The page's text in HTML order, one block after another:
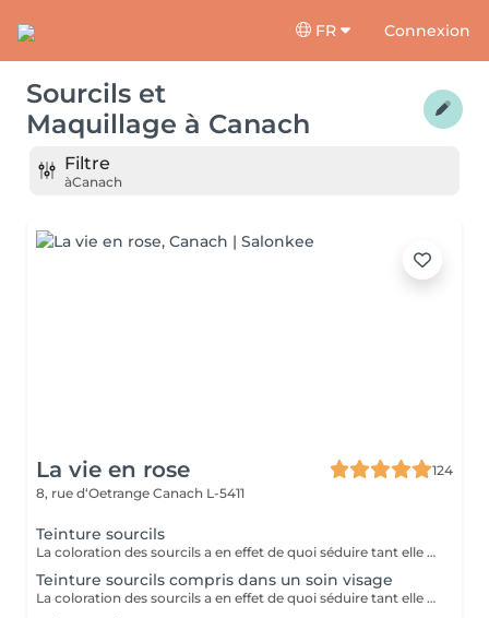
FR Connexion
Sourcils et
Maquillage à Canach
Filtre
àCanach
La vie en rose
124
8, rue d‘Oetrange Canach L-5411
Teinture sourcils
La coloration des sourcils a en effet de quoi séduire tant elle met les yeux en valeur : elle permet, avec un temps de pose très court, de définir une jolie ligne et de créer une impression de sourcils fournis, à la couleur intense, le tout pour une tenue d'environ trois semaines.
Teinture sourcils compris dans un soin visage
La coloration des sourcils a en effet de quoi séduire tant elle met les yeux en valeur : elle permet, avec un temps de pose très court, de définir une jolie ligne et de créer une impression de sourcils fournis, à la couleur intense, le tout pour une tenue d'environ trois semaines.